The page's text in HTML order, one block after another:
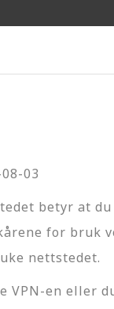
03
betyr at
for bruk
nettstedet.
VPN-en eller